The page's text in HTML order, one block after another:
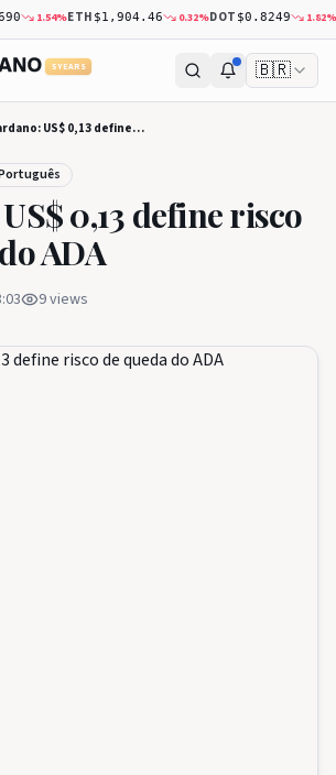
1.54%ETH$1,904.46 0.32 %DOT$0.8249 1.82 %
5 YEARS 🇧🇷
Cardano: US$ 0,13 define risco de queda do ADA
0,13 define risco
ADA
9views